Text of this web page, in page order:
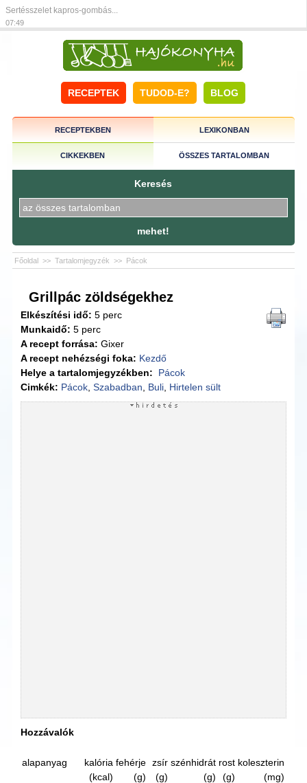
Sertésszelet kapros-gombás...
07:49
RECEPTEK TUDOD-E? BLOG
RECEPTEKBEN LEXIKONBAN
CIKKEKBEN ÖSSZES TARTALOMBAN
Keresés
mehet!
Főoldal >> Tartalomjegyzék >> Pácok
Grillpác zöldségekhez
Elkészítési idő: 5 perc
Munkaidő: 5 perc
A recept forrása: Gixer
A recept nehézségi foka: Kezdő
Helye a tartalomjegyzékben:
Pácok
Cimkék: Pácok ,Szabadban Buli Hirtelen sült
Hozzávalók
alapanyag
kalória
(kcal)
fehérje
(g)
zsír
(g)
szénhidrát
(g)
rost
(g)
koleszterin
(mg)